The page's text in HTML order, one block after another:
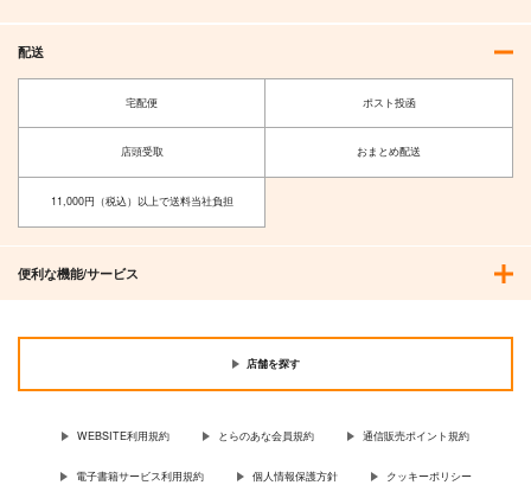
配送
宅配便 ポスト投函
店頭受取 おまとめ配送
11,000円（税込）以上で送料当社負担
便利な機能/サービス
店舗を探す
WEBSITE利用規約 とらのあな会員規約 通信販売ポイント規約
電子書籍サービス利用規約 個人情報保護方針 クッキーポリシー